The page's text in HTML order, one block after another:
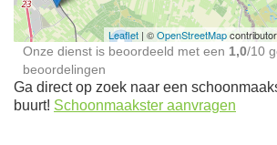
Leaflet | ©OpenStreetMap
Onze dienst is beoordeeld met een 1,0/10
beoordelingen
Ga direct op zoek naar een
buurt! Schoonmaakster aanvragen